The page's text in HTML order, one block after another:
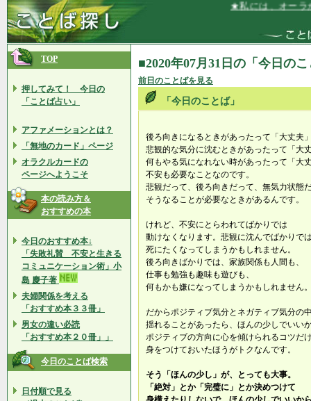
★私には、オーラが
TOP
押してみて！ 今日の
「ことば占い」
アファメーションとは？
「無地のカード」ページ
オラクルカードの
ページへようこそ
本の読み方＆
おすすめの本
今日のおすすめ本↓
「失敗礼賛 不安と生きる
コミュニケーション術」小
島 慶子著
夫婦関係を考える
「おすすめ本３３冊」
男女の違い必読
「おすすめ本２０冊」」
今日のことば検索
日付順で見る
■2020年07月31日の「今日の
前日のことばを見る
「今日のことば」
後ろ向きになるときがあったって「大丈夫
悲観的な気分に沈むときがあったって「大
何もやる気になれない時があったって「大
不安も必要なことなのです。
悲観だって、後ろ向きだって、無気力状態
そうなることが必要なときがあるんです。
けれど、不安にとらわれてばかりでは
動けなくなります。悲観に沈んでばかりで
死にたくなってしまうかもしれません。
後ろ向きばかりでは、家族関係も人間も、
仕事も勉強も趣味も遊びも、
何もかも嫌になってしまうかもしれません
だからポジティブ気分とネガティブ気分の
揺れることがあったら、ほんの少しでいい
ポジティブの方向に心を傾けられるコツだ
身をつけておいたほうがトクなんです。
そう「ほんの少し」が、とっても大事。
「絶対」とか「完璧に」とか決めつけて